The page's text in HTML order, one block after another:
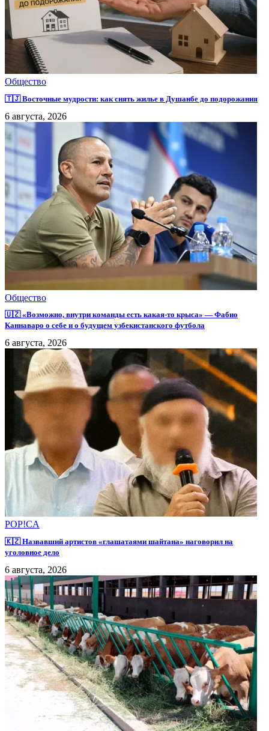
Общество
🇹🇯 Восточные мудрости: как снять жилье в Душанбе до подорожания
6 августа, 2026
Общество
🇺🇿 «Возможно, внутри команды есть какая-то крыса» — Фабио
Каннаваро о себе и о будущем узбекистанского футбола
6 августа, 2026
POP!CA
🇰🇿 Назвавший артистов «глашатаями шайтана» наговорил на
уголовное дело
6 августа, 2026